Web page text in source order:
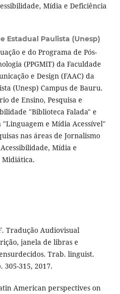
Mídia e Deficiência
Estadual Paulista (Unesp)
e do Programa de Pós-
(PPGMiT) da Faculdade
e Design (FAAC) da
(Unesp) Campus de Bauru.
de Ensino, Pesquisa e
"Biblioteca Falada" e
e Mídia Acessível"
nas áreas de Jornalismo
Mídia e
Midiática.
Tradução Audiovisual
janela de libras e
Trab. linguist.
305-315, 2017.
American perspectives on